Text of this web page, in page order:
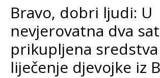
BiH
Bravo, dobri ljudi: U
nevjerovatna dva
prikupljena sredstva
liječenje djevojke iz